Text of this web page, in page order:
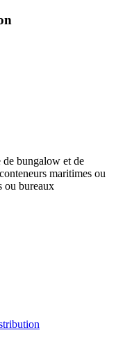
bungalow et de
maritimes ou
ou bureaux